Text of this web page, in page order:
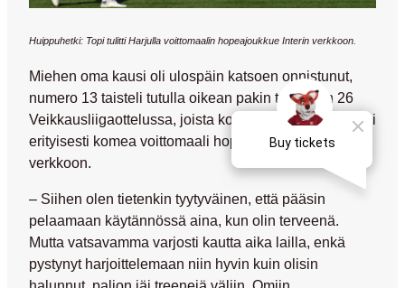
Huippuhetki: Topi tulitti Harjulla voittomaalin hopeajoukkue Interin verkkoon.
Miehen oma kausi oli ulospäin katsoen onnistunut,
numero 13 taisteli tutulla oikean pakin tontillaan 26
Veikkausliigaottelussa, joista kotiyleisön mieliin painui
erityisesti komea voittomaali hopeamitalisti Interin
verkkoon.
– Siihen olen tietenkin tyytyväinen, että pääsin
pelaamaan käytännössä aina, kun olin terveenä.
Mutta vatsavamma varjosti kautta aika lailla, enkä
pystynyt harjoittelemaan niin hyvin kuin olisin